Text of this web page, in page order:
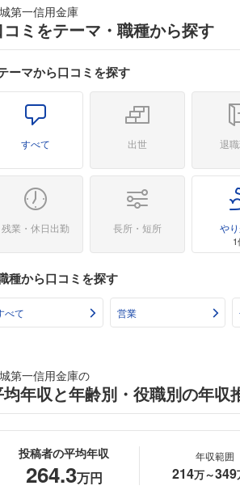
第一信用金庫
コミをテーマ・職種から探す
ーマから口コミを探す
すべて 出世 退
残業・休日出勤 長所・短所 や
1
種から口コミを探す
べて 営業
第一信用金庫の
年収と年齢別・役職別の年収
投稿者の平均年収
264.3万円
年収範囲
214万～349